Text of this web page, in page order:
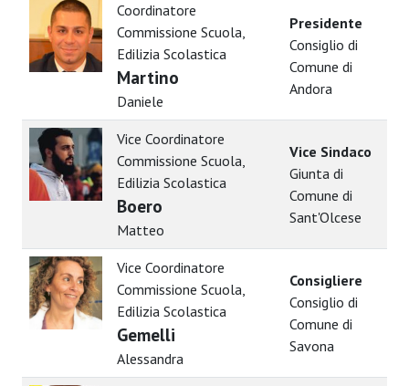
Coordinatore
Commissione Scuola,
Edilizia Scolastica
Martino
Daniele
Presidente
Consiglio di
Comune di
Andora
Vice Coordinatore
Commissione Scuola,
Edilizia Scolastica
Boero
Matteo
Vice Sindaco
Giunta di
Comune di
Sant'Olcese
Vice Coordinatore
Commissione Scuola,
Edilizia Scolastica
Gemelli
Alessandra
Consigliere
Consiglio di
Comune di
Savona